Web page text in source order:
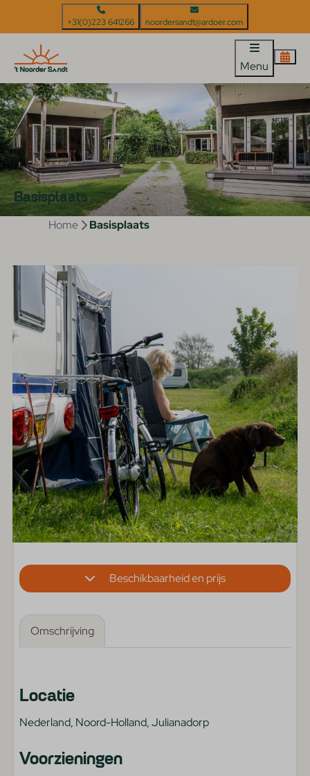
+31(0)223 641266 noordersandt@ardoer.com
Menu
Basisplaats
Home Basisplaats
Beschikbaarheid en prijs
Omschrijving
Locatie
Nederland, Noord-Holland, Julianadorp
Voorzieningen